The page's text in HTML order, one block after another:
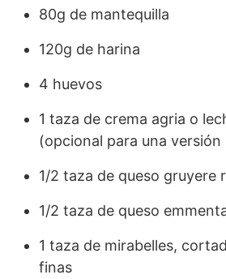
80g de mantequilla
120g de harina
4 huevos
1 taza de crema agria o
(opcional para una versión
1/2 taza de queso gruyere
1/2 taza de queso
1 taza de mirabelles,
finas